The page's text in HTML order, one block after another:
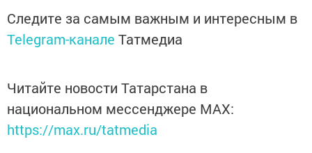
Следите за самым важным и интересным в
Telegram-канале Татмедиа
Читайте новости Татарстана в
национальном мессенджере MАХ:
https://max.ru/tatmedia